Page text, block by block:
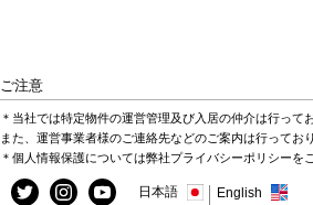
ご注意
＊当社では特定物件の運営管理及び入居の仲介は行っ
また、運営事業者様のご連絡先などのご案内は行ってお
＊個人情報保護については弊社プライバシーポリシーを
日本語 English